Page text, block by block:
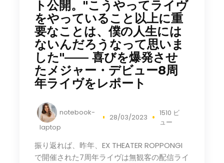
ト公開。"こうやってライヴ
をやっていること以上に重
要なことは、僕の人生には
ないんだろうなって思いま
した"―― 喜びを爆発させ
たメジャー・デビュー8周
年ライヴをレポート
notebook-
laptop
28/03/2023
1510 ビ
ュー
振り返れば、昨年、EX THEATER ROPPONGI
で開催された7周年ライヴは無観客の配信ライ